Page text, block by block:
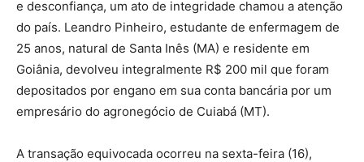
e desconfiança, um ato de integridade chamou a atenção
do país. Leandro Pinheiro, estudante de enfermagem de
25 anos, natural de Santa Inês (MA) e residente em
Goiânia, devolveu integralmente R$ 200 mil que foram
depositados por engano em sua conta bancária por um
empresário do agronegócio de Cuiabá (MT).
A transação equivocada ocorreu na sexta-feira (16),